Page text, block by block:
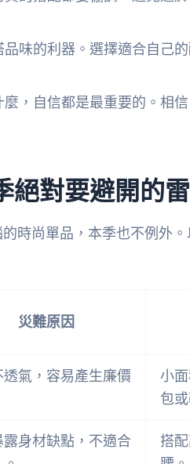
品味的利器。選擇適合自己
麼，自信都是最重要的。相
絕對要避開的
時尚單品，本季也不例外
災難原因
透氣，容易產生廉價
小
包
露身材缺點，不適合
搭